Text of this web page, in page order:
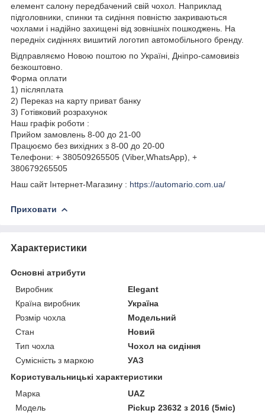
елемент салону передбачений свій чохол. Наприклад
підголовники, спинки та сидіння повністю закриваються
чохлами і надійно захищені від зовнішніх пошкоджень. На
передніх сидіннях вишитий логотип автомобільного бренду.
Відправляємо Новою поштою по Україні, Дніпро-самовивіз
безкоштовно.
Форма оплати
1) післяплата
2) Переказ на карту приват банку
3) Готівковий розрахунок
Наш графік роботи :
Прийом замовлень 8-00 до 21-00
Працюємо без вихідних з 8-00 до 20-00
Телефони: + 380509265505 (Viber,WhatsApp), +
380679265505
Наш сайт Інтернет-Магазину : https://automario.com.ua/
Приховати
Характеристики
Основні атрибути
Виробник
Elegant
Країна виробник
Україна
Розмір чохла
Модельний
Стан
Новий
Тип чохла
Чохол на сидіння
Сумісність з маркою
УАЗ
Користувальницькі характеристики
Марка
UAZ
Мoдель
Pickup 23632 з 2016 (5міс)